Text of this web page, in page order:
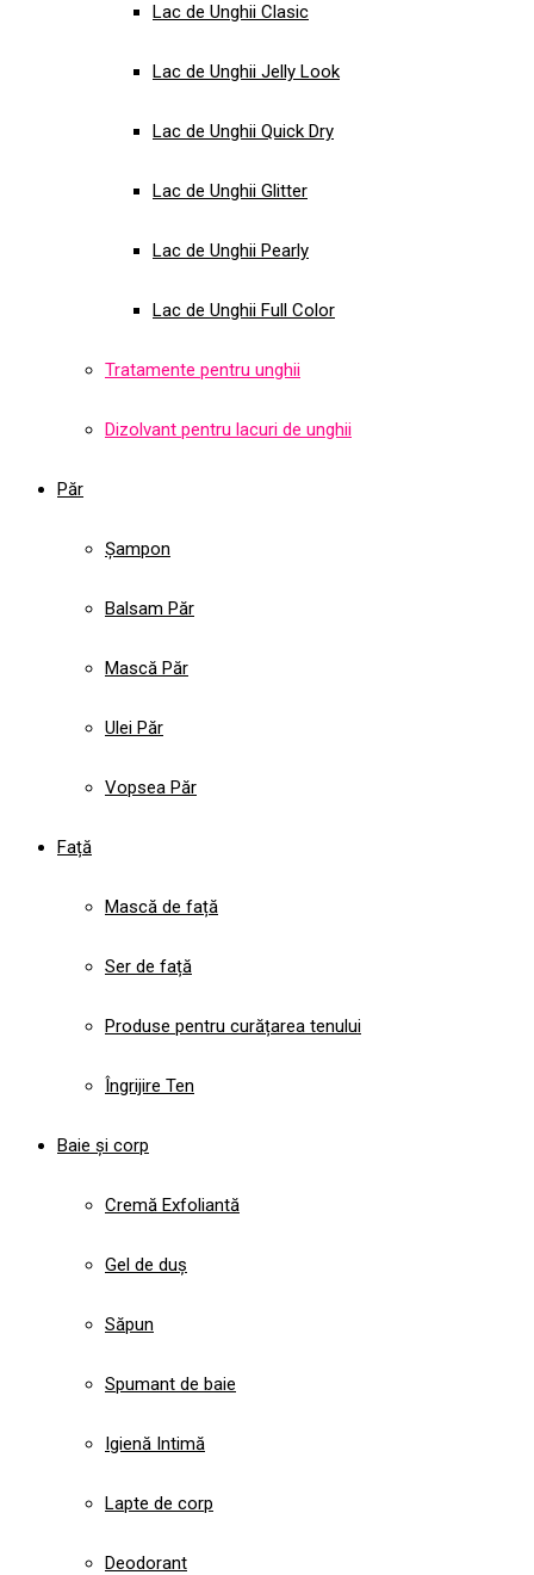
Lac de Unghii Clasic
Lac de Unghii Jelly Look
Lac de Unghii Quick Dry
Lac de Unghii Glitter
Lac de Unghii Pearly
Lac de Unghii Full Color
Tratamente pentru unghii
Dizolvant pentru lacuri de unghii
Păr
Șampon
Balsam Păr
Mască Păr
Ulei Păr
Vopsea Păr
Față
Mască de față
Ser de față
Produse pentru curățarea tenului
Îngrijire Ten
Baie și corp
Cremă Exfoliantă
Gel de duș
Săpun
Spumant de baie
Igienă Intimă
Lapte de corp
Deodorant